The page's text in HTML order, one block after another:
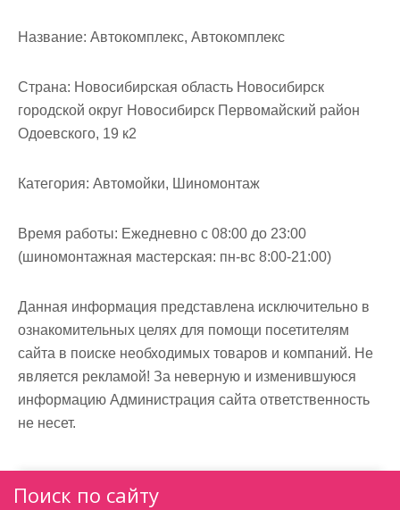
Название: Автокомплекс, Автокомплекс
Страна: Новосибирская область Новосибирск
городской округ Новосибирск Первомайский район
Одоевского, 19 к2
Категория: Автомойки, Шиномонтаж
Время работы: Ежедневно с 08:00 до 23:00
(шиномонтажная мастерская: пн-вс 8:00-21:00)
Данная информация представлена исключительно в
ознакомительных целях для помощи посетителям
сайта в поиске необходимых товаров и компаний. Не
является рекламой! За неверную и изменившуюся
информацию Администрация сайта ответственность
не несет.
Поиск по сайту